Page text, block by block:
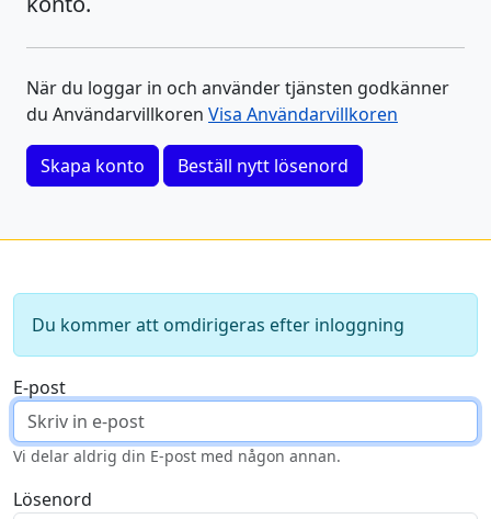
När du loggar in och använder tjänsten godkänner
du Användarvillkoren Visa Användarvillkoren
Skapa konto Beställ nytt lösenord
Du kommer att omdirigeras efter inloggning
E-post
Vi delar aldrig din E-post med någon annan.
Lösenord